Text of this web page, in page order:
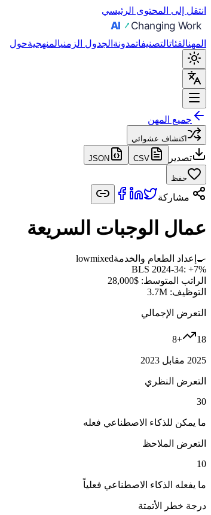
انتقل إلى المحتوى الرئيسي
المهنالفئاتالتصنيفاتمدونة الجدول الزمنيالمنهجيةحول
جميع المهن
اكتشاف عشوائي
تصدير CSV
JSON
حفظ
مشاركة
عمال الوجبات السريعة
🍳 إعداد الطعام والخدمة lowmixed
BLS 2024-34: +7%
الراتب المتوسط: $28,000
التوظيف: 3.7M
التعرض الإجمالي
18
+
8
2025 مقابل 2023
التعرض النظري
30
ما يمكن للذكاء الاصطناعي فعله
التعرض الملاحظ
10
ما يفعله الذكاء الاصطناعي فعلياً
درجة خطر الأتمتة